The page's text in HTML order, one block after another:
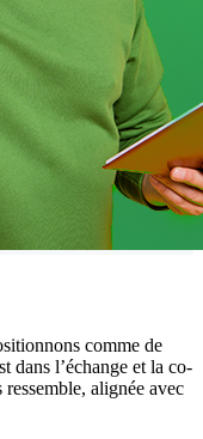
comme de
dans l’échange et la co-
alignée avec